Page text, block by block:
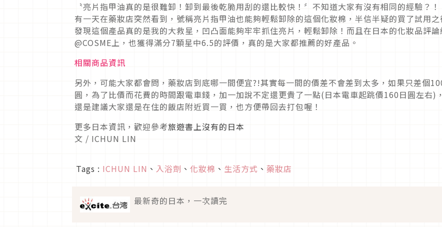
〝亮片指甲油真的是很難卸！卸到最後乾脆用刮的還比較快！〞不知道大家有沒有相同的經驗？！
有一天在藥妝店突然看到，號稱亮片指甲油也能夠輕鬆卸除的這個化妝棉，半信半疑的買了試用之
發現這個產品真的是我的大救星，凹凸面能夠牢牢抓住亮片，輕鬆卸除！而且在日本的化妝品評論
@COSME上，也獲得滿分7顆星中6.5的評價，真的是大家都推薦的好產品。
相關商品資訊
另外，可能大家都會問，藥妝店到底哪一間便宜?!其實每一間的價差不會差到太多，如果只差個
圓，為了比價而花費的時間跟電車錢，加一加說不定還更貴了一點(日本電車起跳價160日圓左右)
還是建議大家還是在住的飯店附近買一買，也方便帶回去打包喔！
更多日本資訊，歡迎參考旅遊書上沒有的日本
文 / ICHUN LIN
Tags : ICHUN LIN 、 入浴劑 、 化妝棉 、 生活方式 、 藥妝店
最新奇的日本，一次讀完